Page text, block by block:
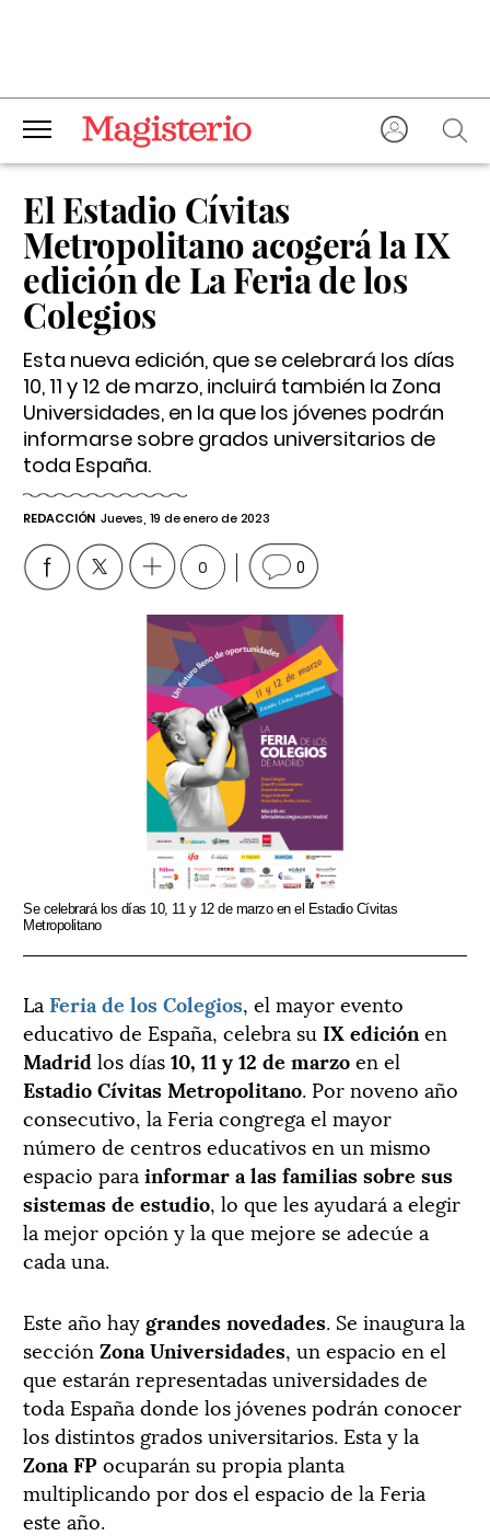
El Estadio Cívitas
Metropolitano acogerá la IX
edición de La Feria de los
Colegios
Esta nueva edición, que se celebrará los días
10, 11 y 12 de marzo, incluirá también la Zona
Universidades, en la que los jóvenes podrán
informarse sobre grados universitarios de
toda España.
REDACCIÓN Jueves, 19 de enero de 2023
0 0
Se celebrará los días 10, 11 y 12 de marzo en el Estadio Cívitas
Metropolitano
La Feria de los Colegios, el mayor evento
educativo de España, celebra su IX edición en
Madrid los días10, 11 y 12 de marzoen el
Estadio Cívitas Metropolitano. Por noveno año
consecutivo, la Feria congrega el mayor
número de centros educativos en un mismo
espacio para informar a las familias sobre sus
sistemas de estudio, lo que les ayudará a elegir
la mejor opción y la que mejore se adecúe a
cada una.
Este año haygrandes novedades. Se inaugura la
sección Zona Universidades, un espacio en el
que estarán representadas universidades de
toda España donde los jóvenes podrán conocer
los distintos grados universitarios. Esta y la
Zona FPocuparán su propia planta
multiplicando por dos el espacio de la Feria
este año.